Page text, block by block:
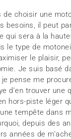
de choisir une
besoins, il peut
qui sera à la
le type de
le plaisir,
Je suis basé
pense me
d’en trouver une
hors-piste léger
tempête dans
depuis des
années de